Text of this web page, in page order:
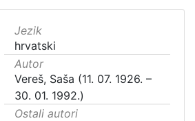
Jezik
hrvatski
Autor
Vereš, Saša (11. 07. 1926. –
30. 01. 1992.)
Ostali autori